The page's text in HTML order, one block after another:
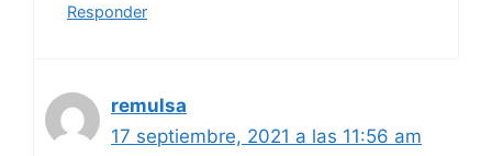
Responder
remulsa
17 septiembre, 2021 a las 11:56 am